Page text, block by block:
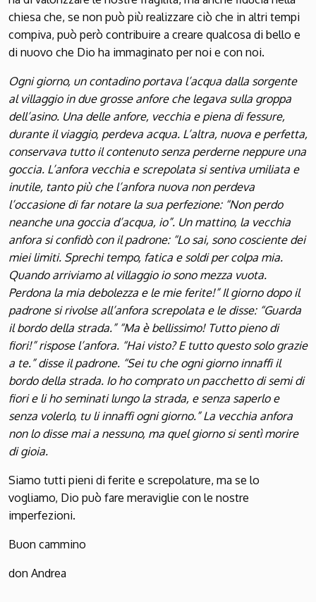
chiesa che, se non può più realizzare ciò che in altri tempi
compiva, può però contribuire a creare qualcosa di bello e
di nuovo che Dio ha immaginato per noi e con noi.
Ogni giorno, un contadino portava l’acqua dalla sorgente
al villaggio in due grosse anfore che legava sulla groppa
dell’asino. Una delle anfore, vecchia e piena di fessure,
durante il viaggio, perdeva acqua. L’altra, nuova e perfetta,
conservava tutto il contenuto senza perderne neppure una
goccia. L’anfora vecchia e screpolata si sentiva umiliata e
inutile, tanto più che l’anfora nuova non perdeva
l’occasione di far notare la sua perfezione: “Non perdo
neanche una goccia d’acqua, io”. Un mattino, la vecchia
anfora si confidò con il padrone: “Lo sai, sono cosciente dei
miei limiti. Sprechi tempo, fatica e soldi per colpa mia.
Quando arriviamo al villaggio io sono mezza vuota.
Perdona la mia debolezza e le mie ferite!” Il giorno dopo il
padrone si rivolse all’anfora screpolata e le disse: “Guarda
il bordo della strada.” “Ma è bellissimo! Tutto pieno di
fiori!” rispose l’anfora. “Hai visto? E tutto questo solo grazie
a te.” disse il padrone. “Sei tu che ogni giorno innaffi il
bordo della strada. Io ho comprato un pacchetto di semi di
fiori e li ho seminati lungo la strada, e senza saperlo e
senza volerlo, tu li innaffi ogni giorno.” La vecchia anfora
non lo disse mai a nessuno, ma quel giorno si sentì morire
di gioia.
Siamo tutti pieni di ferite e screpolature, ma se lo
vogliamo, Dio può fare meraviglie con le nostre
imperfezioni.
Buon cammino
don Andrea